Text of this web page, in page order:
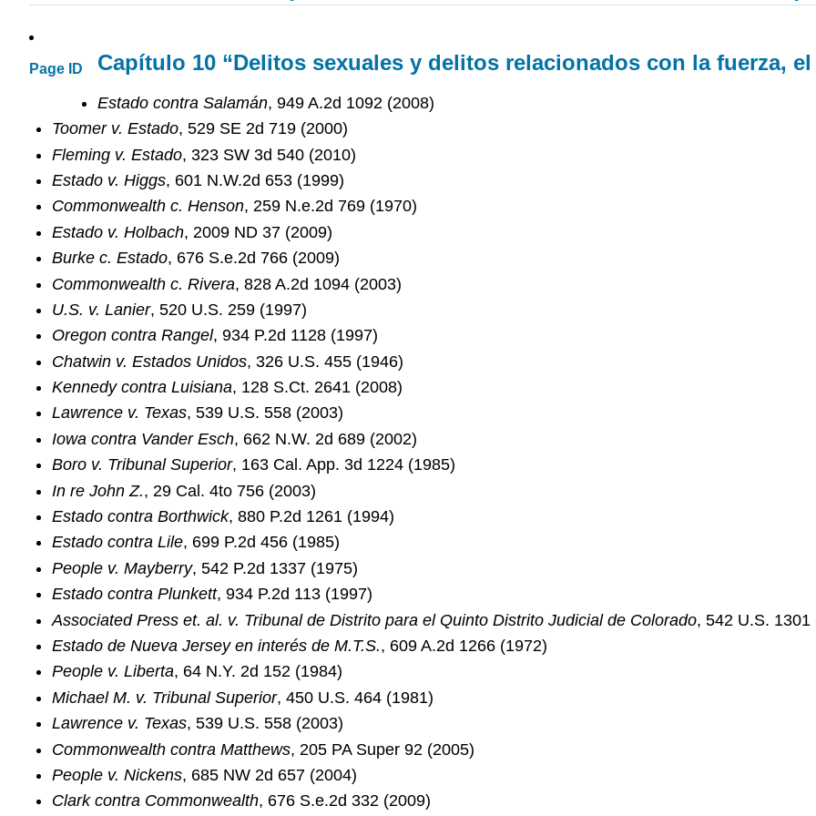
Page ID Capítulo 10 “Delitos sexuales y delitos relacionados con la fuerza,
Estado contra Salamán, 949 A.2d 1092 (2008)
Toomer v. Estado, 529 SE 2d 719 (2000)
Fleming v. Estado, 323 SW 3d 540 (2010)
Estado v. Higgs, 601 N.W.2d 653 (1999)
Commonwealth c. Henson, 259 N.e.2d 769 (1970)
Estado v. Holbach, 2009 ND 37 (2009)
Burke c. Estado, 676 S.e.2d 766 (2009)
Commonwealth c. Rivera, 828 A.2d 1094 (2003)
U.S. v. Lanier, 520 U.S. 259 (1997)
Oregon contra Rangel, 934 P.2d 1128 (1997)
Chatwin v. Estados Unidos, 326 U.S. 455 (1946)
Kennedy contra Luisiana, 128 S.Ct. 2641 (2008)
Lawrence v. Texas, 539 U.S. 558 (2003)
Iowa contra Vander Esch, 662 N.W. 2d 689 (2002)
Boro v. Tribunal Superior, 163 Cal. App. 3d 1224 (1985)
In re John Z., 29 Cal. 4to 756 (2003)
Estado contra Borthwick, 880 P.2d 1261 (1994)
Estado contra Lile, 699 P.2d 456 (1985)
People v. Mayberry, 542 P.2d 1337 (1975)
Estado contra Plunkett, 934 P.2d 113 (1997)
Associated Press et. al. v. Tribunal de Distrito para el Quinto Distrito Judicial de Colorado, 542 U.S. 1301
Estado de Nueva Jersey en interés de M.T.S., 609 A.2d 1266 (1972)
People v. Liberta, 64 N.Y. 2d 152 (1984)
Michael M. v. Tribunal Superior, 450 U.S. 464 (1981)
Lawrence v. Texas, 539 U.S. 558 (2003)
Commonwealth contra Matthews, 205 PA Super 92 (2005)
People v. Nickens, 685 NW 2d 657 (2004)
Clark contra Commonwealth, 676 S.e.2d 332 (2009)